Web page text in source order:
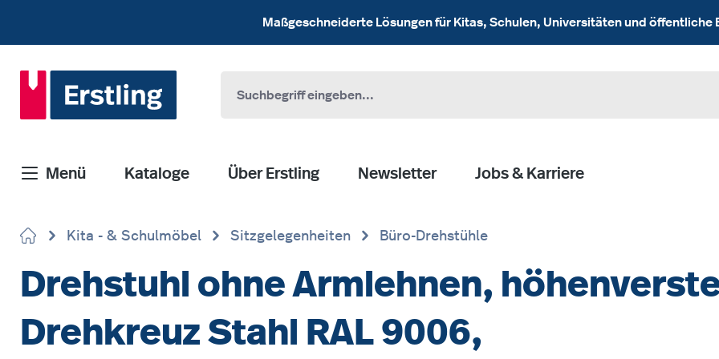
Maßgeschneiderte Lösungen für Kitas, Schulen, Universitäten und öffentliche
Menü Kataloge Über Erstling Newsletter Jobs & Karriere
Kita - & Schulmöbel Sitzgelegenheiten Büro-Drehstühle
Drehstuhl ohne Armlehnen,
Drehkreuz Stahl RAL 9006,